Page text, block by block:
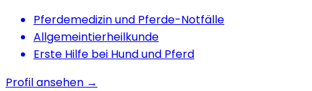
Pferdemedizin und Pferde-Notfälle
Allgemeintierheilkunde
Erste Hilfe bei Hund und Pferd
Profil ansehen →